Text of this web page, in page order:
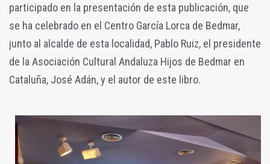
participado en la presentación de esta publicación, que
se ha celebrado en el Centro García Lorca de Bedmar,
junto al alcalde de esta localidad, Pablo Ruiz, el presidente
de la Asociación Cultural Andaluza Hijos de Bedmar en
Cataluña, José Adán, y el autor de este libro.